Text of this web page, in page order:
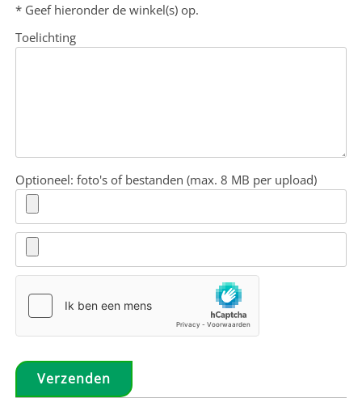
* Geef hieronder de winkel(s) op.
Toelichting
Optioneel: foto's of bestanden (max. 8 MB per upload)